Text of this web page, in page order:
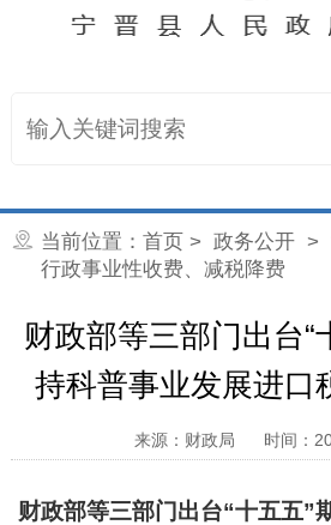
当前位置： 首页 > 政务公开>
行政事业性收费、减税降费
财政部等三部门出台“
持科普事业发展进口
来源：财政局 时间：
财政部等三部门出台“十五五”